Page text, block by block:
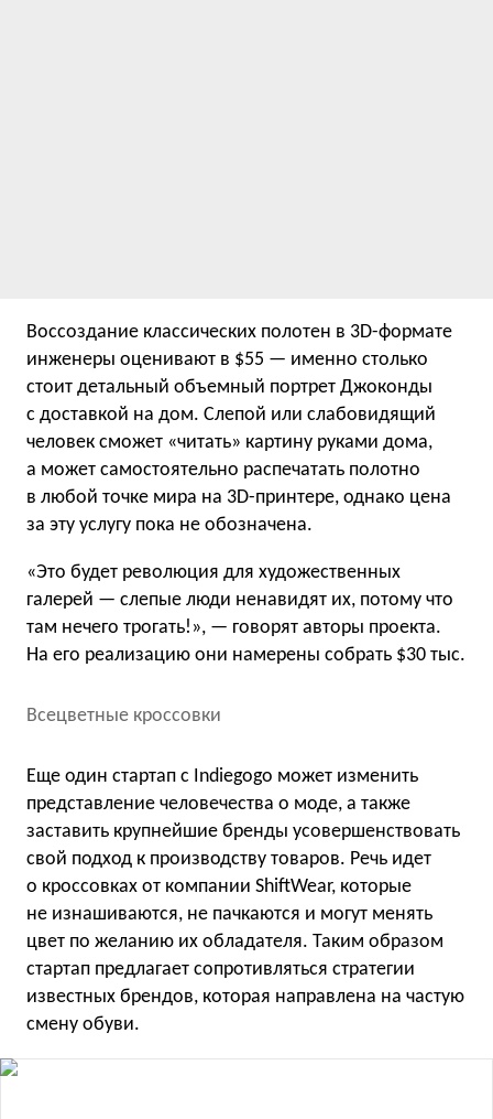
Воссоздание классических полотен в 3D-формате
инженеры оценивают в $55 — именно столько
стоит детальный объемный портрет Джоконды
с доставкой на дом. Слепой или слабовидящий
человек сможет «читать» картину руками дома,
а может самостоятельно распечатать полотно
в любой точке мира на 3D-принтере, однако цена
за эту услугу пока не обозначена.
«Это будет революция для художественных
галерей — слепые люди ненавидят их, потому что
там нечего трогать!», — говорят авторы проекта.
На его реализацию они намерены собрать $30 тыс.
Всецветные кроссовки
Еще один стартап с Indiegogo может изменить
представление человечества о моде, а также
заставить крупнейшие бренды усовершенствовать
свой подход к производству товаров. Речь идет
о кроссовках от компании ShiftWear, которые
не изнашиваются, не пачкаются и могут менять
цвет по желанию их обладателя. Таким образом
стартап предлагает сопротивляться стратегии
известных брендов, которая направлена на частую
смену обуви.